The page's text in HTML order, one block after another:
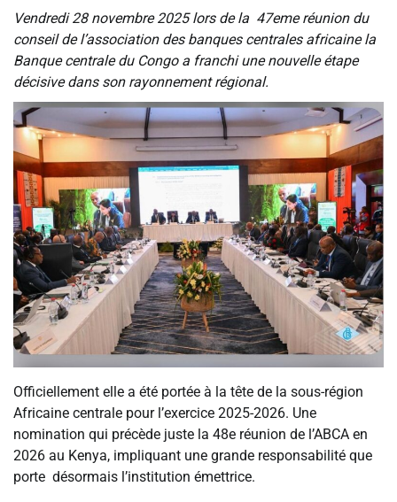
Vendredi 28 novembre 2025 lors de la 47eme réunion du
conseil de l’association des banques centrales africaine la
Banque centrale du Congo a franchi une nouvelle étape
décisive dans son rayonnement régional.
Officiellement elle a été portée à la tête de la sous-région
Africaine centrale pour l’exercice 2025-2026. Une
nomination qui précède juste la 48e réunion de l’ABCA en
2026 au Kenya, impliquant une grande responsabilité que
porte désormais l’institution émettrice.